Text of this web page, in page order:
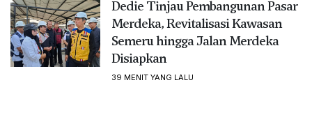
Dedie Tinjau Pembangunan Pasar
Merdeka, Revitalisasi Kawasan
Semeru hingga Jalan Merdeka
Disiapkan
39 MENIT YANG LALU